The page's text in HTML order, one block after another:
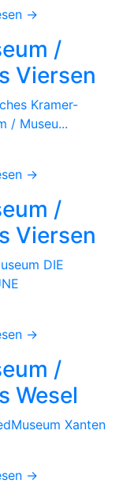
→
/
Viersen
Kramer-
/ Museu...
→
/
Viersen
DIE
→
/
Wesel
Xanten
→